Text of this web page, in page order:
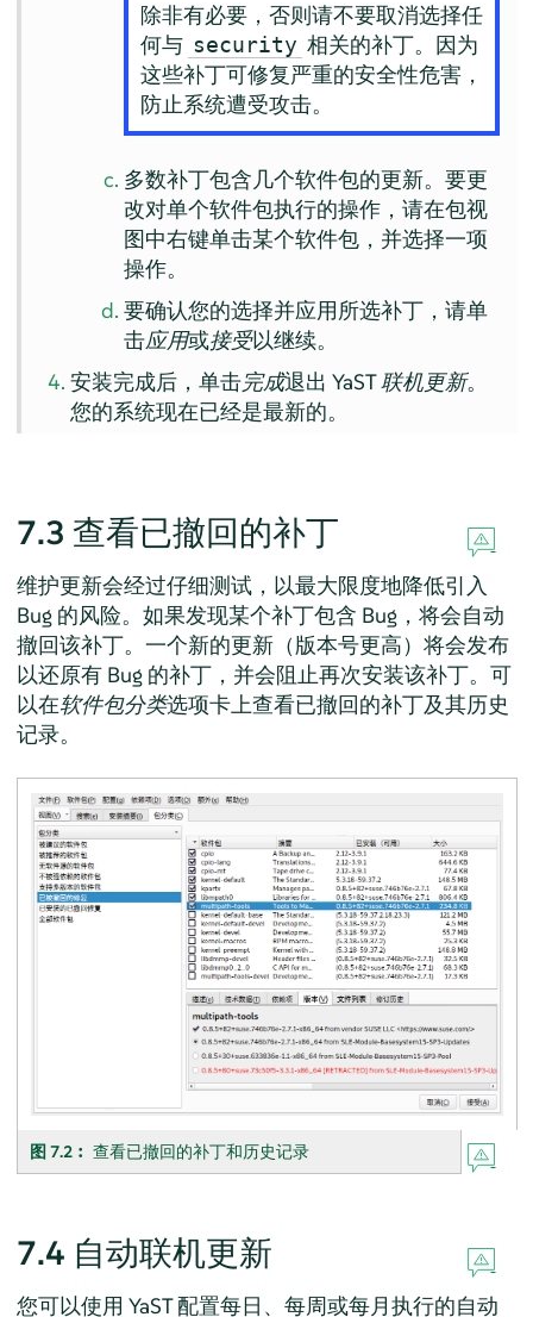
除非有必要，否则请不要取消选择任
何与 security 相关的补丁。因为
这些补丁可修复严重的安全性危害，
防止系统遭受攻击。
多数补丁包含几个软件包的更新。要更
改对单个软件包执行的操作，请在包视
图中右键单击某个软件包，并选择一项
操作。
要确认您的选择并应用所选补丁，请单
击应用或接受以继续。
安装完成后，单击完成退出 YaST联机更新。
您的系统现在已经是最新的。
7.3 查看已撤回的补丁
维护更新会经过仔细测试，以最大限度地降低引入
Bug 的风险。如果发现某个补丁包含 Bug，将会自动
撤回该补丁。一个新的更新（版本号更高）将会发布
以还原有 Bug 的补丁，并会阻止再次安装该补丁。可
以在软件包分类选项卡上查看已撤回的补丁及其历史
记录。
图 7.2︰ 查看已撤回的补丁和历史记录
7.4 自动联机更新
您可以使用 YaST 配置每日、每周或每月执行的自动